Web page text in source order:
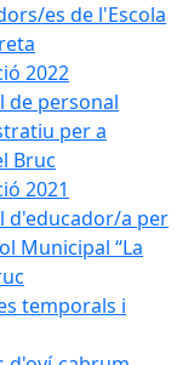
es de l'Escola
2022
de personal
per a
Bruc
2021
d'educador/a per
Municipal “La
temporals i